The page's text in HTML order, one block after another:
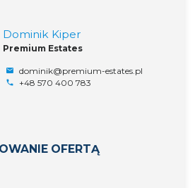
Dominik Kiper
Premium Estates
dominik@premium-estates.pl
+48 570 400 783
OFERTĄ